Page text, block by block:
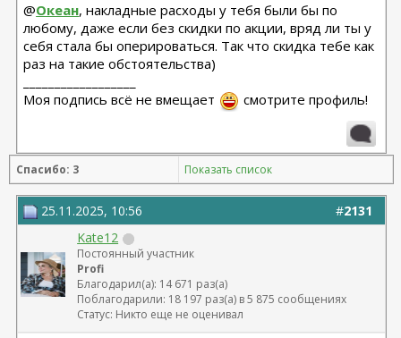
@Океан, накладные расходы у тебя были бы по
любому, даже если без скидки по акции, вряд ли ты у
себя стала бы оперироваться. Так что скидка тебе как
раз на такие обстоятельства)
Моя подпись всё не вмещает
смотрите профиль!
Спасибо: 3 Показать список
#2131
25.11.2025, 10:56
Kate12
Постоянный участник
Profi
Благодарил(а): 14 671 раз(а)
Поблагодарили: 18 197 раз(а) в 5 875 сообщениях
Статус: Никто еще не оценивал